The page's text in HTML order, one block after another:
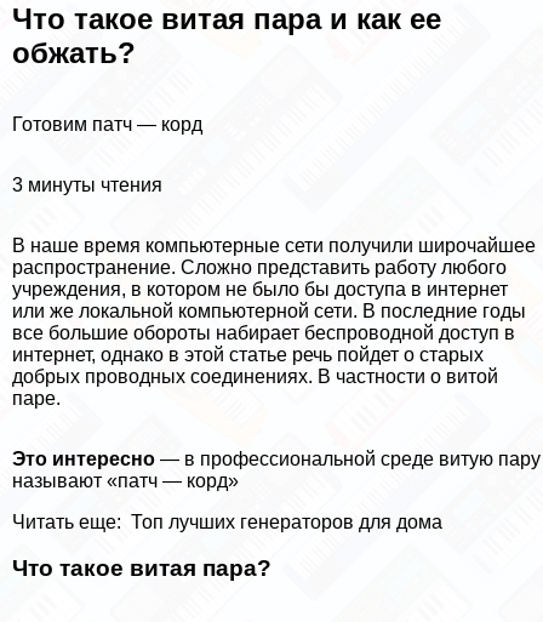
Что такое витая пара и как ее
обжать?
Готовим патч — корд
3 минуты чтения
В наше время компьютерные сети получили широчайшее
распространение. Сложно представить работу любого
учреждения, в котором не было бы доступа в интернет
или же локальной компьютерной сети. В последние годы
все большие обороты набирает беспроводной доступ в
интернет, однако в этой статье речь пойдет о старых
добрых проводных соединениях. В частности о витой
паре.
Это интересно — в профессиональной среде витую пару
называют «патч — корд»
Читать еще: Топ лучших генераторов для дома
Что такое витая пара?